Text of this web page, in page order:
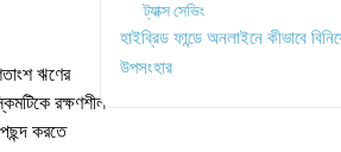
ট্যাক্স সেভিং
হাইব্রিড ফান্ডে অনলাইনে কীভাবে
উপসংহার
ঋণের
রক্ষণশীল
করতে